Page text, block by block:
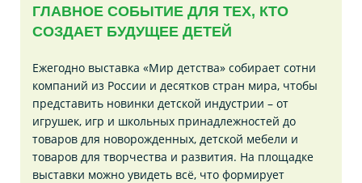
ГЛАВНОЕ СОБЫТИЕ ДЛЯ ТЕХ, КТО
СОЗДАЕТ БУДУЩЕЕ ДЕТЕЙ
Ежегодно выставка «Мир детства» собирает сотни
компаний из России и десятков стран мира, чтобы
представить новинки детской индустрии – от
игрушек, игр и школьных принадлежностей до
товаров для новорожденных, детской мебели и
товаров для творчества и развития. На площадке
выставки можно увидеть всё, что формирует